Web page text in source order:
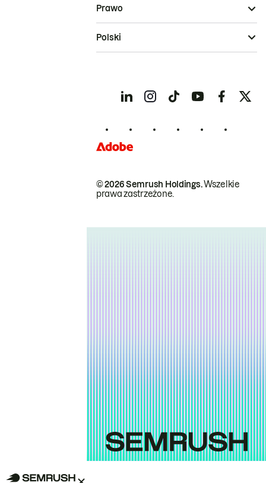
© 2026 Semrush Holdings.Wszelkie
prawa zastrzeżone.
Prawo
Polski